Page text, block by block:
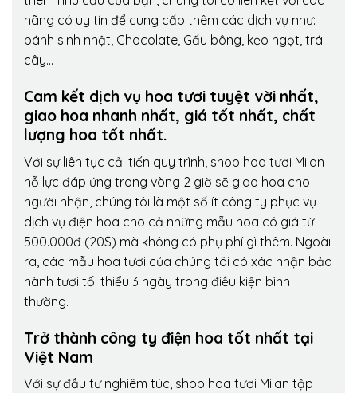
hãng có uy tín để cung cấp thêm các dịch vụ như:
bánh sinh nhật, Chocolate, Gấu bông, kẹo ngọt, trái
cây…
Cam kết dịch vụ hoa tươi tuyệt vời nhất,
giao hoa nhanh nhất, giá tốt nhất, chất
lượng hoa tốt nhất.
Với sự liên tục cải tiến quy trình, shop hoa tươi Milan
nỗ lực đáp ứng trong vòng 2 giờ sẽ giao hoa cho
người nhận, chúng tôi là một số ít công ty phục vụ
dịch vụ điện hoa cho cả những mẫu hoa có giá từ
500.000đ (20$) mà không có phụ phí gì thêm. Ngoài
ra, các mẫu hoa tươi của chúng tôi có xác nhận bảo
hành tươi tối thiểu 3 ngày trong điều kiện bình
thường.
Trở thành công ty điện hoa tốt nhất tại
Việt Nam
Với sự đầu tư nghiêm túc, shop hoa tươi Milan tập